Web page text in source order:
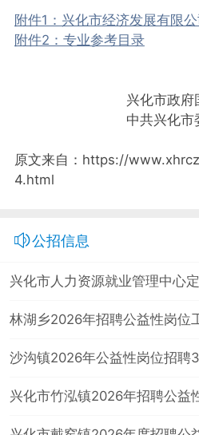
附件1：兴化市经济发展有限
附件2：专业参考目录
兴化市政府
中共兴化市
原文来自：https://
4.html
公招信息
兴化市人力资源就业管理中心
林湖乡2026年招聘公益性岗位
沙沟镇2026年公益性岗位招聘
兴化市竹泓镇2026年招聘公益